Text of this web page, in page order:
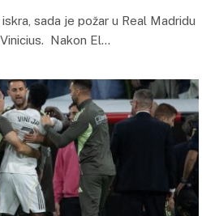
sada je požar u Real Madridu
Nakon El…